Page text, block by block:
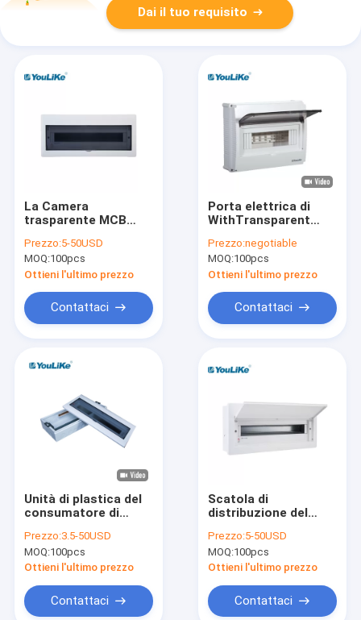
Dai il tuo requisito
La Camera
trasparente MCB
inscatola tensione di
resistenza all'urto di
21 modo la bassa
Prezzo:5-50USD
MOQ:100pcs
Ottieni l'ultimo prezzo
Contattaci
Porta elettrica di
WithTransparent
distribuzione del
supporto di
superficie di plastica
pieno MCB
Prezzo:negotiable
MOQ:100pcs
Ottieni l'ultimo prezzo
Contattaci
Unità di plastica del
consumatore di
di modo di energia di
distribuzione della
scatola elettrica del
Prezzo:3.5-50USD
MOQ:100pcs
Ottieni l'ultimo prezzo
Contattaci
Scatola di
distribuzione del
parete di modo della
porta 21 delle
ANCHE, pannello
di MCCB
Prezzo:5-50USD
MOQ:100pcs
Ottieni l'ultimo prezzo
Contattaci